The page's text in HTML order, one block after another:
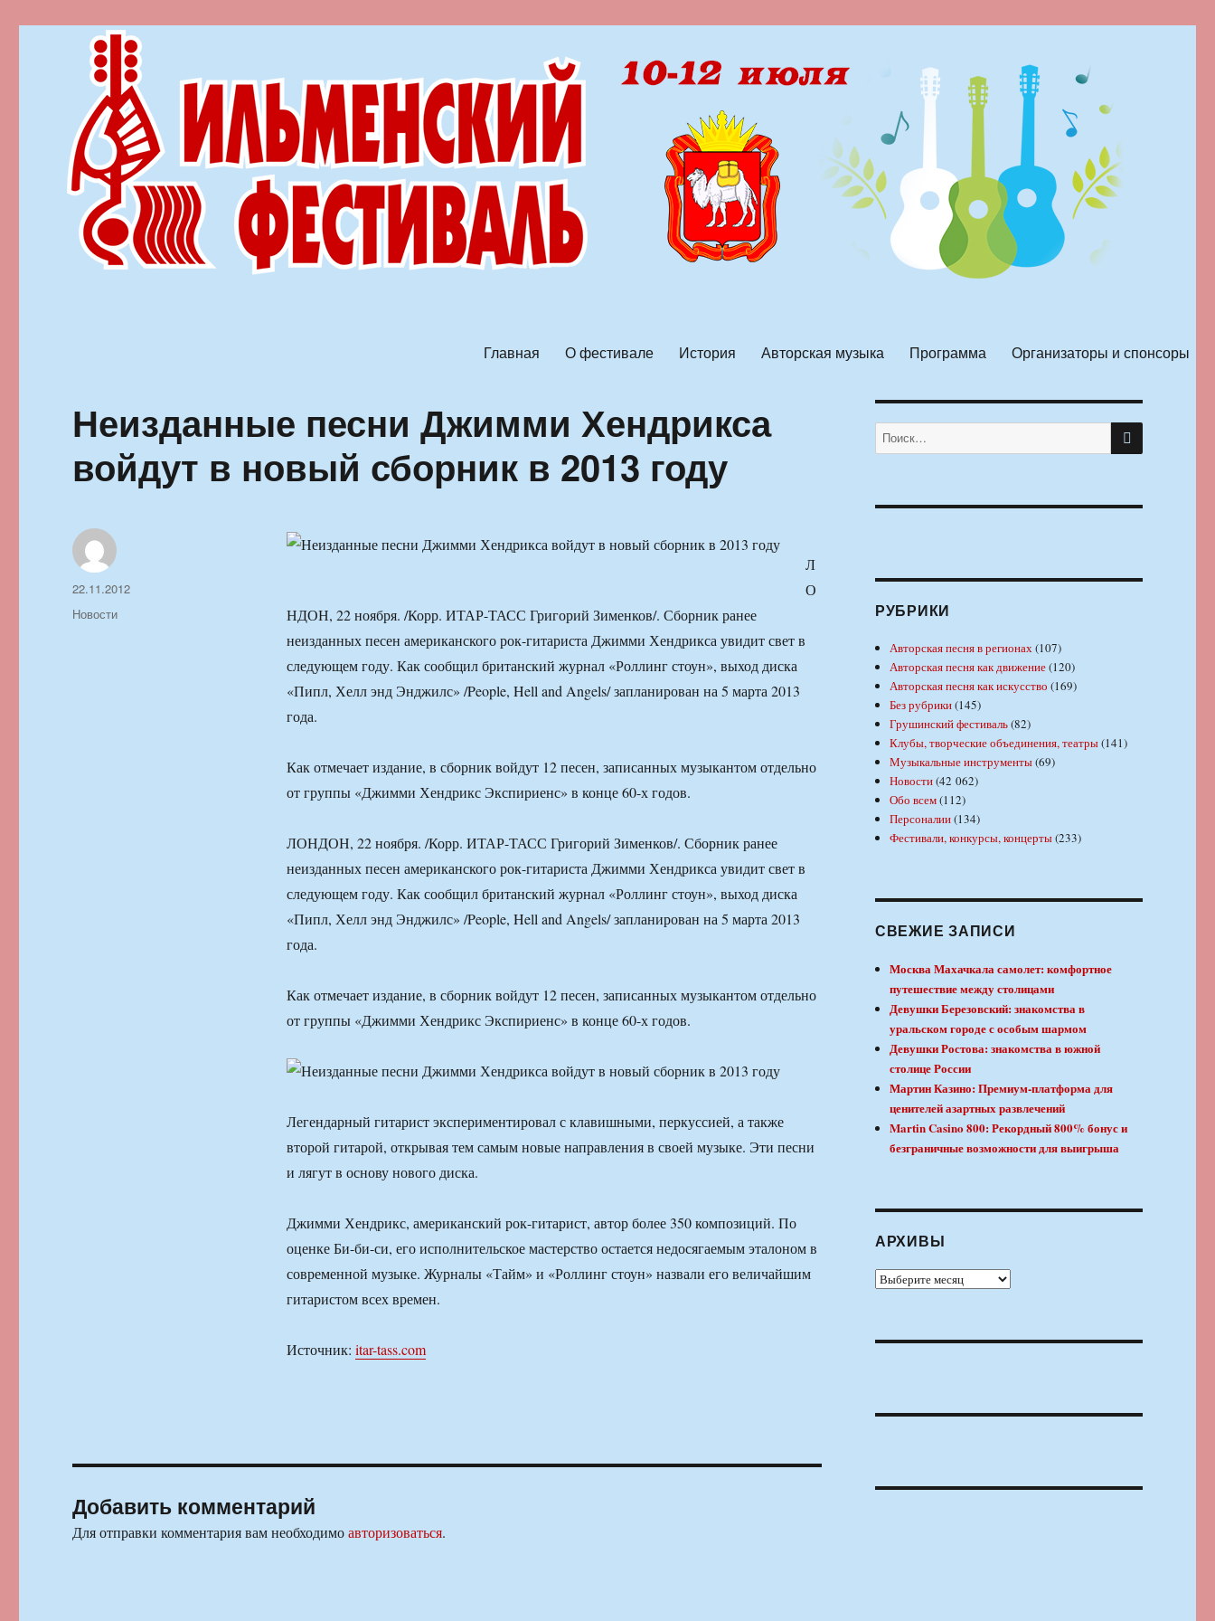
Главная О фестивале История Авторская музыка Программа Организаторы и спонсоры
Неизданные песни Джимми Хендрикса
войдут в новый сборник в 2013 году
Л
О
НДОН, 22 ноября. /Корр. ИТАР-ТАСС Григорий Зименков/. Сборник ранее
неизданных песен американского рок-гитариста Джимми Хендрикса увидит свет в
следующем году. Как сообщил британский журнал «Роллинг стоун», выход диска
«Пипл, Хелл энд Энджилс» /People, Hell and Angels/ запланирован на 5 марта 2013
года.
Как отмечает издание, в сборник войдут 12 песен, записанных музыкантом отдельно
от группы «Джимми Хендрикс Экспириенс» в конце 60-х годов.
ЛОНДОН, 22 ноября. /Корр. ИТАР-ТАСС Григорий Зименков/. Сборник ранее
неизданных песен американского рок-гитариста Джимми Хендрикса увидит свет в
следующем году. Как сообщил британский журнал «Роллинг стоун», выход диска
«Пипл, Хелл энд Энджилс» /People, Hell and Angels/ запланирован на 5 марта 2013
года.
Как отмечает издание, в сборник войдут 12 песен, записанных музыкантом отдельно
от группы «Джимми Хендрикс Экспириенс» в конце 60-х годов.
Легендарный гитарист экспериментировал с клавишными, перкуссией, а также
второй гитарой, открывая тем самым новые направления в своей музыке. Эти песни
и лягут в основу нового диска.
Джимми Хендрикс, американский рок-гитарист, автор более 350 композиций. По
оценке Би-би-си, его исполнительское мастерство остается недосягаемым эталоном в
современной музыке. Журналы «Тайм» и «Роллинг стоун» назвали его величайшим
гитаристом всех времен.
Источник: itar-tass.com
Автор
Опубликовано
22.11.2012
Рубрики
Новости
Добавить комментарий
Для отправки комментария вам необходимоавторизоваться.
Искать: ПОИСК
РУБРИКИ
Авторская песня в регионах(107)
Авторская песня как движение(120)
Авторская песня как искусство (169)
Без рубрики(145)
Грушинский фестиваль(82)
Клубы, творческие объединения, театры(141)
Музыкальные инструменты(69)
Новости(42 062)
Обо всем(112)
Персоналии(134)
Фестивали, конкурсы, концерты(233)
СВЕЖИЕ ЗАПИСИ
Москва Махачкала самолет: комфортное
путешествие между столицами
Девушки Березовский: знакомства в
уральском городе с особым шармом
Девушки Ростова: знакомства в южной
столице России
Мартин Казино: Премиум-платформа для
ценителей азартных развлечений
Martin Casino 800: Рекордный 800% бонус и
безграничные возможности для выигрыша
АРХИВЫ
Архивы